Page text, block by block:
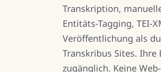
Transkription,
Entitäts-Tagging, TEI-
Veröffentlichung als
Transkribus Sites.
zugänglich. Keine